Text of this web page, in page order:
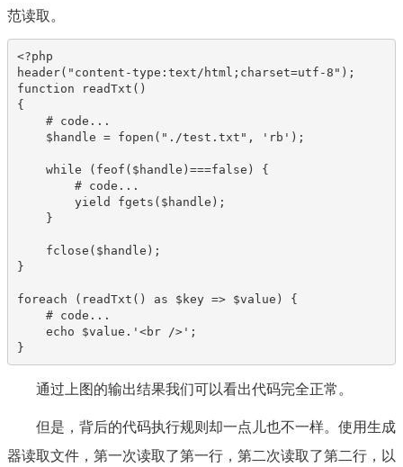
范读取。
<?php
header("content-type:text/html;charset=utf-8");
function readTxt()
{
# code...
$handle = fopen("./test.txt", 'rb');
while (feof($handle)===false) {
# code...
yield fgets($handle);
}
fclose($handle);
}
foreach (readTxt() as $key => $value) {
# code...
echo $value.'<br />';
}
通过上图的输出结果我们可以看出代码完全正常。
但是，背后的代码执行规则却一点儿也不一样。使用生成
器读取文件，第一次读取了第一行，第二次读取了第二行，以